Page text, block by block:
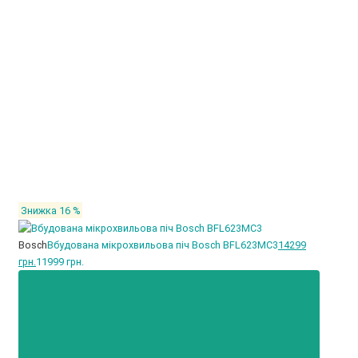
Знижка 16 %
BoschВбудована мікрохвильова піч Bosch BFL623MC314299
грн. 11999 грн.